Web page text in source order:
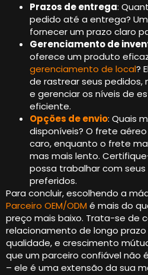
Prazos de entrega:
pedido até a entrega?
fornecer um prazo claro
Gerenciamento de
oferece um produto
gerenciamento de local?
de rastrear seus
e gerenciar os níveis de
eficiente.
Opções de envio: Quais
disponíveis? O frete
caro, enquanto o frete
mas mais lento.
possa trabalhar com
preferidos.
Para concluir, escolhendo a
Parceiro OEM/ODM é mais do
preço mais baixo. Trata-se de
relacionamento de longo
qualidade, e crescimento
que um parceiro confiável não
– ele é uma extensão da sua